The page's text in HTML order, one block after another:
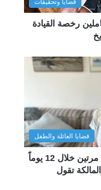
رخصة القيادة
قضايا العائلة والطفل
شقة تُباع في ستوكهولم مرتين خلال 12 يوماً
والمالكة تقول